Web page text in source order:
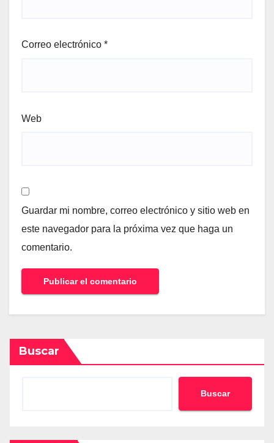
Correo electrónico *
Web
Guardar mi nombre, correo electrónico y sitio web en
este navegador para la próxima vez que haga un
comentario.
Buscar
Buscar